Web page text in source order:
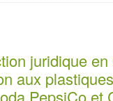
juridique
aux
PepsiCo et